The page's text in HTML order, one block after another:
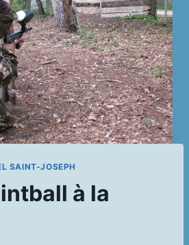
SAINT-JOSEPH
à la